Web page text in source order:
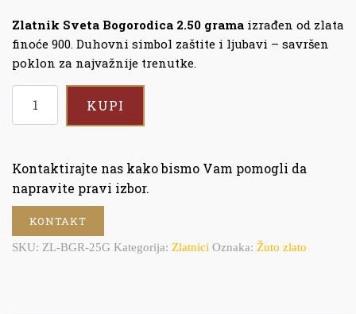
Zlatnik Sveta Bogorodica 2.50 grama izrađen od zlata
finoće 900. Duhovni simbol zaštite i ljubavi – savršen
poklon za najvažnije trenutke.
KUPI
Kontaktirajte nas kako bismo Vam pomogli da
napravite pravi izbor.
KONTAKT
SKU: ZL-BGR-25G Kategorija: Zlatnici Oznaka: Žuto zlato